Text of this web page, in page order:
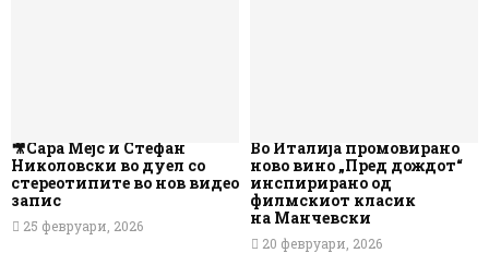
🎥Сара Мејс и Стефан
Николовски во дуел со
стереотипите во нов видео
запис
25 февруари, 2026
Во Италија промовирано
ново вино „Пред дождот“
инспирирано од
филмскиот класик
на Манчевски
20 февруари, 2026